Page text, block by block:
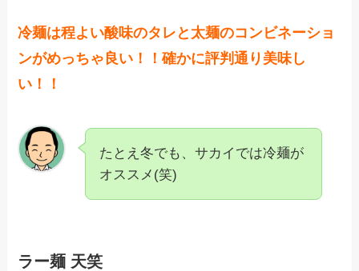
冷麺は程よい酸味のタレと太麺のコンビネーショ
ンがめっちゃ良い！！確かに評判通り美味し
い！！
たとえ冬でも、サカイでは冷麺が
オススメ(笑)
ラー麺 天笑